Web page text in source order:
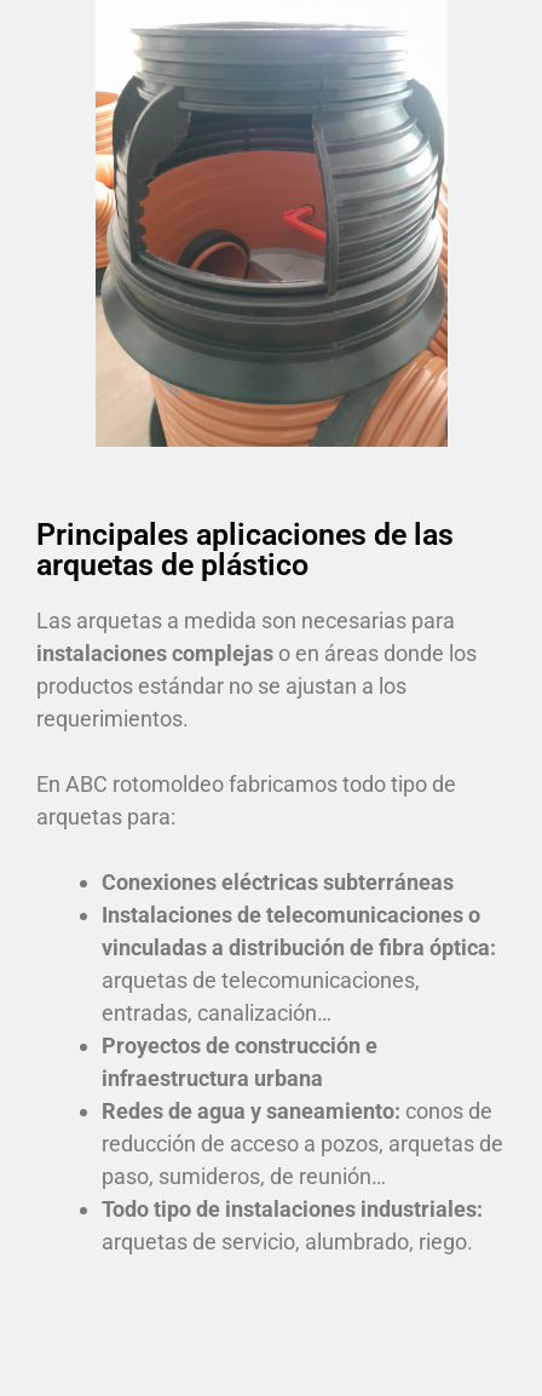
Principales aplicaciones de las
arquetas de plástico
Las arquetas a medida son necesarias para
instalaciones complejas o en áreas donde los
productos estándar no se ajustan a los
requerimientos.
En ABC rotomoldeo fabricamos todo tipo de
arquetas para:
Conexiones eléctricas subterráneas
Instalaciones de telecomunicaciones o
vinculadas a distribución de fibra óptica:
arquetas de telecomunicaciones,
entradas, canalización…
Proyectos de construcción e
infraestructura urbana
Redes de agua y saneamiento: conos de
reducción de acceso a pozos, arquetas de
paso, sumideros, de reunión…
Todo tipo de instalaciones industriales:
arquetas de servicio, alumbrado, riego.